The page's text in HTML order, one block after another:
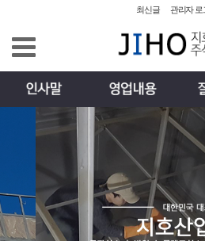
공장청소
외벽청소
준공청소
이사/입주청소
최신글 관리자 로